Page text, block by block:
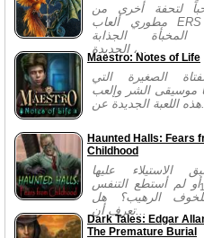
لتحفة أخرى من
مطوري ألعاب ERS ! لعبة
المخبأة الجذابة
الجديدة ،...
Maestro: Notes of Life
الصغيرة التي
موسيقى الشر وإلعب
Haunted Halls: Fears
Childhood
الاستيلاء عليها
لم أستطع التنفس
الرهيب؟ هل
تعرف أن...
Dark Tales: Edgar
The Premature Burial